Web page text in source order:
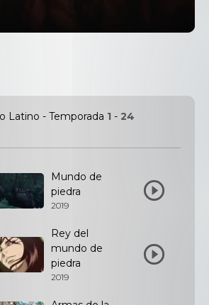
Latino - Temporada 1 - 24
Mundo de
piedra
2019
Rey del
mundo de
piedra
2019